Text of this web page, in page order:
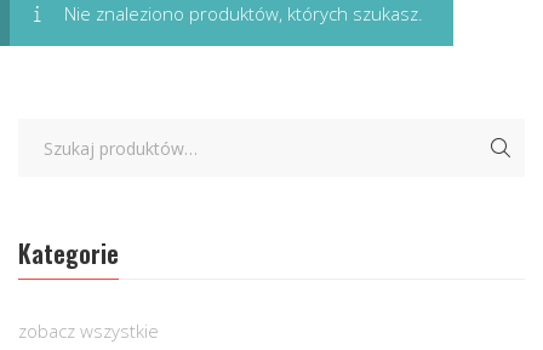
Nie znaleziono produktów, których szukasz.
Kategorie
zobacz wszystkie